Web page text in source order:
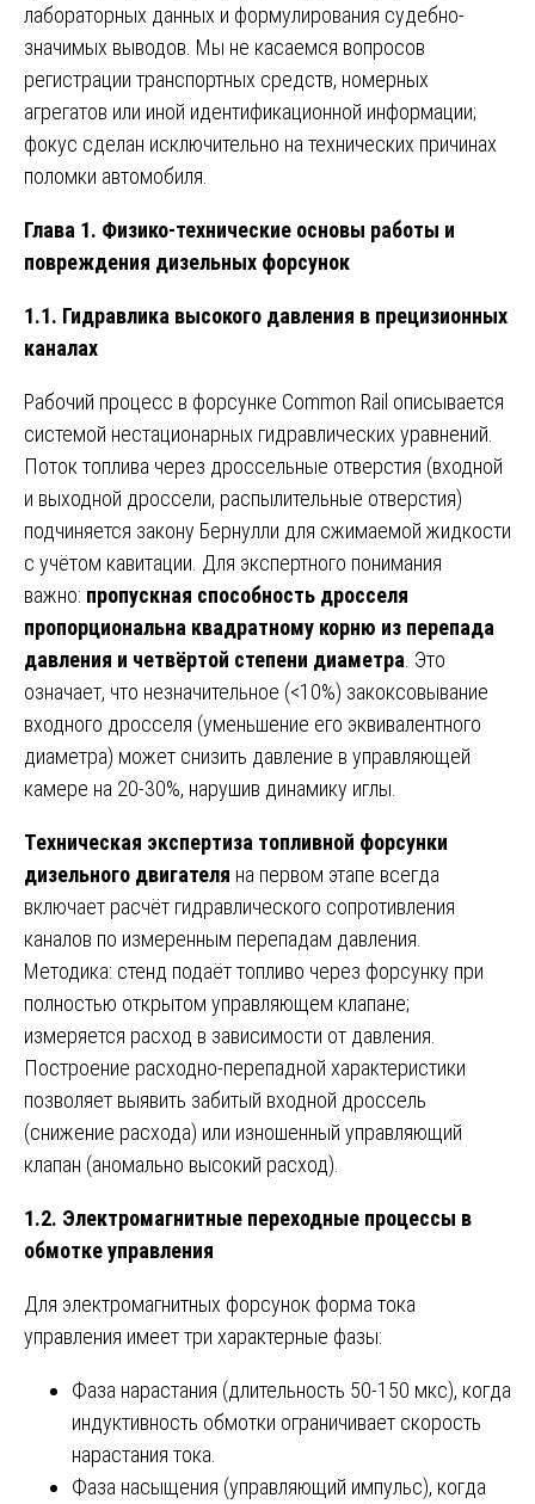
лабораторных данных и формулирования судебно-
значимых выводов. Мы не касаемся вопросов
регистрации транспортных средств, номерных
агрегатов или иной идентификационной информации;
фокус сделан исключительно на технических причинах
поломки автомобиля.
Глава 1. Физико-технические основы работы и
повреждения дизельных форсунок
1.1. Гидравлика высокого давления в прецизионных
каналах
Рабочий процесс в форсунке Common Rail описывается
системой нестационарных гидравлических уравнений.
Поток топлива через дроссельные отверстия (входной
и выходной дроссели, распылительные отверстия)
подчиняется закону Бернулли для сжимаемой жидкости
с учётом кавитации. Для экспертного понимания
важно: пропускная способность дросселя
пропорциональна квадратному корню из перепада
давления и четвёртой степени диаметра . Это
означает, что незначительное (<10%) закоксовывание
входного дросселя (уменьшение его эквивалентного
диаметра) может снизить давление в управляющей
камере на 20-30%, нарушив динамику иглы.
Техническая экспертиза топливной форсунки
дизельного двигателя на первом этапе всегда
включает расчёт гидравлического сопротивления
каналов по измеренным перепадам давления.
Методика: стенд подаёт топливо через форсунку при
полностью открытом управляющем клапане;
измеряется расход в зависимости от давления.
Построение расходно-перепадной характеристики
позволяет выявить забитый входной дроссель
(снижение расхода) или изношенный управляющий
клапан (аномально высокий расход).
1.2. Электромагнитные переходные процессы в
обмотке управления
Для электромагнитных форсунок форма тока
управления имеет три характерные фазы:
Фаза нарастания (длительность 50-150 мкс), когда
индуктивность обмотки ограничивает скорость
нарастания тока.
Фаза насыщения (управляющий импульс), когда